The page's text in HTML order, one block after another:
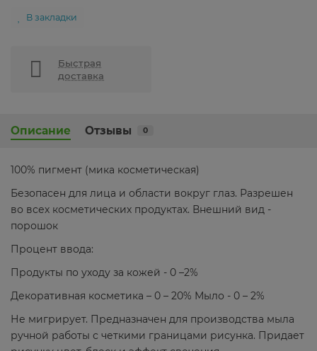
В закладки
Быстрая
доставка
Описание Отзывы 0
100% пигмент (мика косметическая)
Безопасен для лица и области вокруг глаз. Разрешен
во всех косметических продуктах. Внешний вид -
порошок
Процент ввода:
Продукты по уходу за кожей - 0 –2%
Декоративная косметика – 0 – 20% Мыло - 0 – 2%
Не мигрирует. Предназначен для производства мыла
ручной работы с четкими границами рисунка. Придает